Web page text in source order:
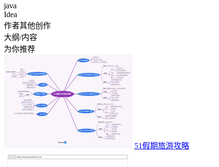
java
Idea
作者其他创作
大纲/内容
为你推荐
51假期旅游攻略